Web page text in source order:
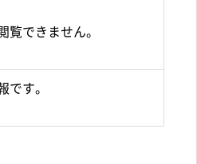
できません。
す。